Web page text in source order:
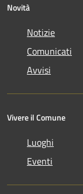
Novità
Notizie
Comunicati
Avvisi
Vivere il Comune
Luoghi
Eventi